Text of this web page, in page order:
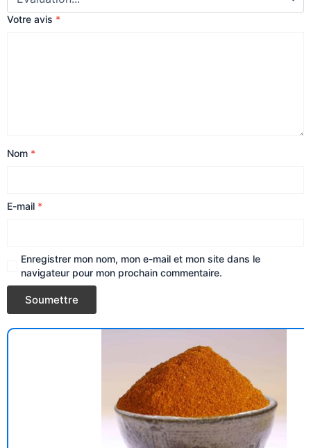
Votre avis *
Nom *
E-mail *
Enregistrer mon nom, mon e-mail et mon site dans le
navigateur pour mon prochain commentaire.